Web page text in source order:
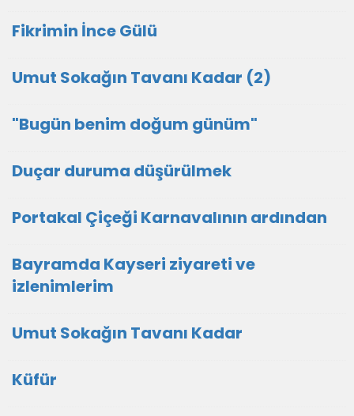
Fikrimin İnce Gülü
Umut Sokağın Tavanı Kadar (2)
"Bugün benim doğum günüm"
Duçar duruma düşürülmek
Portakal Çiçeği Karnavalının ardından
Bayramda Kayseri ziyareti ve
izlenimlerim
Umut Sokağın Tavanı Kadar
Küfür